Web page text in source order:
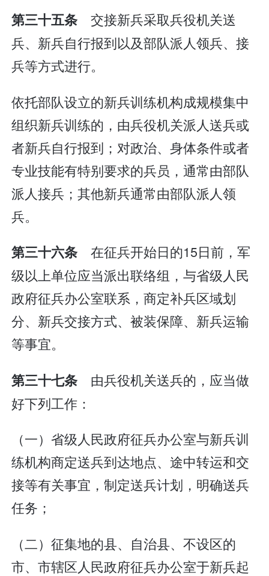
第三十五条 交接新兵采取兵役机关送
兵、新兵自行报到以及部队派人领兵、接
兵等方式进行。
依托部队设立的新兵训练机构成规模集中
组织新兵训练的，由兵役机关派人送兵或
者新兵自行报到；对政治、身体条件或者
专业技能有特别要求的兵员，通常由部队
派人接兵；其他新兵通常由部队派人领
兵。
第三十六条 在征兵开始日的15日前，军
级以上单位应当派出联络组，与省级人民
政府征兵办公室联系，商定补兵区域划
分、新兵交接方式、被装保障、新兵运输
等事宜。
第三十七条 由兵役机关送兵的，应当做
好下列工作：
（一）省级人民政府征兵办公室与新兵训
练机构商定送兵到达地点、途中转运和交
接等有关事宜，制定送兵计划，明确送兵
任务；
（二）征集地的县、自治县、不设区的
市、市辖区人民政府征兵办公室于新兵起